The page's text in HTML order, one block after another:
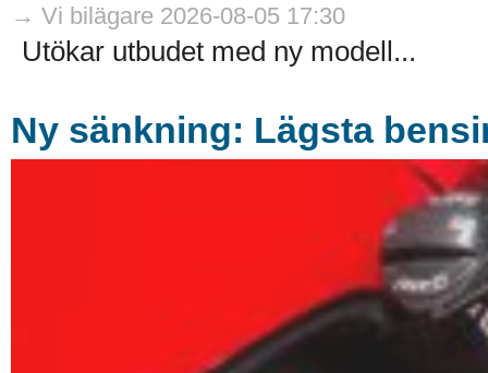
→ Vi bilägare 2026-08-05 17:30
Utökar utbudet med ny modell...
Ny sänkning: Lägsta